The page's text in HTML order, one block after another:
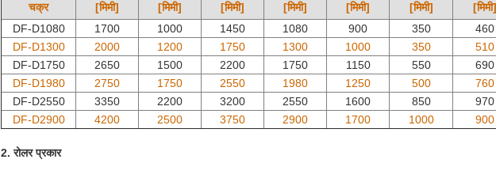
चक्र
[मिमी] [मिमी] [मिमी] [मिमी] [मिमी] [मिमी]
[मिमी]
DF-D1080
1700 1000 1450 1080 900 350
460
DF-D1300
2000 1200 1750 1300 1000 350
510
DF-D1750
2650 1500 2200 1750 1150 550
690
DF-D1980
2750 1750 2550 1980 1250 500
760
DF-D2550
3350 2200 3200 2550 1600 850
970
DF-D2900
4200 2500 3750 2900 1700 1000 900
2. रोलर प्रकार